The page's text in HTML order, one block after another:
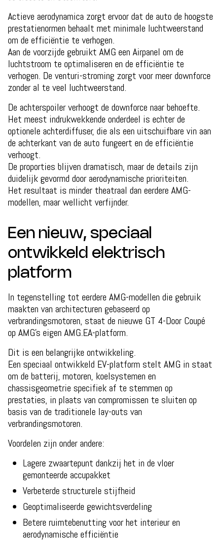
Actieve aerodynamica zorgt ervoor dat de auto de hoogste
prestatienormen behaalt met minimale luchtweerstand
om de efficiëntie te verhogen.
Aan de voorzijde gebruikt AMG een Airpanel om de
luchtstroom te optimaliseren en de efficiëntie te
verhogen. De venturi-stroming zorgt voor meer downforce
zonder al te veel luchtweerstand.
De achterspoiler verhoogt de downforce naar behoefte.
Het meest indrukwekkende onderdeel is echter de
optionele achterdiffuser, die als een uitschuifbare vin aan
de achterkant van de auto fungeert en de efficiëntie
verhoogt.
De proporties blijven dramatisch, maar de details zijn
duidelijk gevormd door aerodynamische prioriteiten.
Het resultaat is minder theatraal dan eerdere AMG-
modellen, maar wellicht verfijnder.
Een nieuw, speciaal
ontwikkeld elektrisch
platform
In tegenstelling tot eerdere AMG-modellen die gebruik
maakten van architecturen gebaseerd op
verbrandingsmotoren, staat de nieuwe GT 4-Door Coupé
op AMG's eigen AMG.EA-platform.
Dit is een belangrijke ontwikkeling.
Een speciaal ontwikkeld EV-platform stelt AMG in staat
om de batterij, motoren, koelsystemen en
chassisgeometrie specifiek af te stemmen op
prestaties, in plaats van compromissen te sluiten op
basis van de traditionele lay-outs van
verbrandingsmotoren.
Voordelen zijn onder andere:
Lagere zwaartepunt dankzij het in de vloer
gemonteerde accupakket
Verbeterde structurele stijfheid
Geoptimaliseerde gewichtsverdeling
Betere ruimtebenutting voor het interieur en
aerodynamische efficiëntie